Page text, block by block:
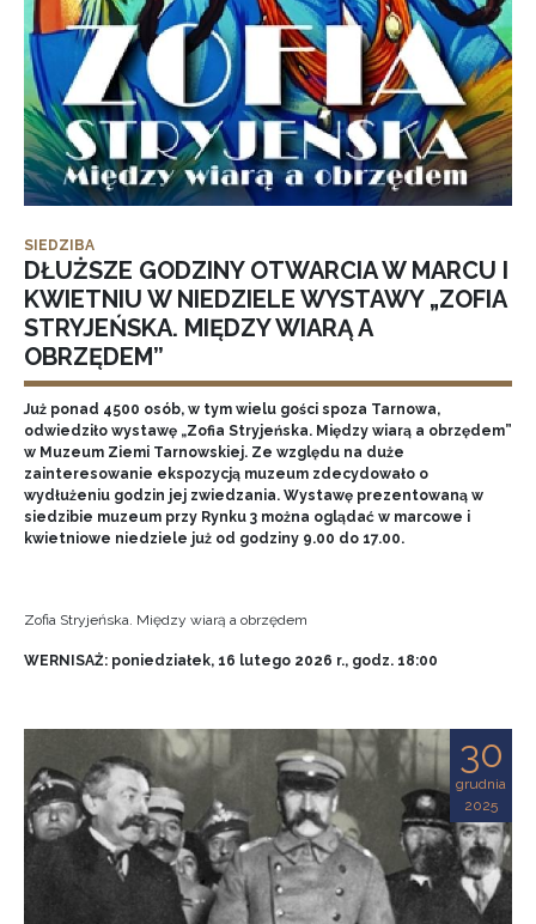
SIEDZIBA
DŁUŻSZE GODZINY OTWARCIA W MARCU I
KWIETNIU W NIEDZIELE WYSTAWY „ZOFIA
STRYJEŃSKA. MIĘDZY WIARĄ A
OBRZĘDEM”
Już ponad 4500 osób, w tym wielu gości spoza Tarnowa,
odwiedziło wystawę „Zofia Stryjeńska. Między wiarą a obrzędem”
w Muzeum Ziemi Tarnowskiej. Ze względu na duże
zainteresowanie ekspozycją muzeum zdecydowało o
wydłużeniu godzin jej zwiedzania. Wystawę prezentowaną w
siedzibie muzeum przy Rynku 3 można oglądać w marcowe i
kwietniowe niedziele już od godziny 9.00 do 17.00.
Zofia Stryjeńska. Między wiarą a obrzędem
WERNISAŻ: poniedziałek, 16 lutego 2026 r., godz. 18:00
30
grudnia
2025